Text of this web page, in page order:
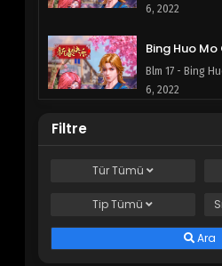
6, 2022
Bing Huo Mo
Blm 17 - Bing
6, 2022
23, 2022
Bing Huo Mo
Blm 15 - Bing
13, 2022
Filtre
TürTümü
TipTümü
Ara